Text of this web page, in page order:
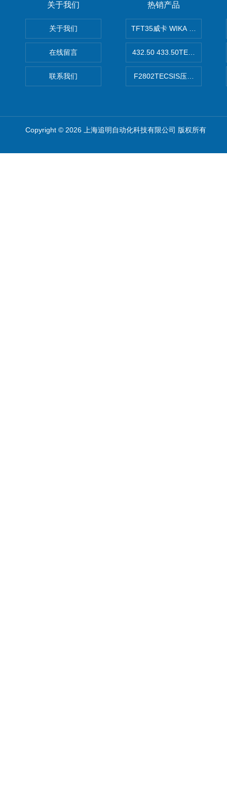
关于我们
关于我们
在线留言
联系我们
热销产品
TFT35威卡 WIKA Tecsis 温
432.50 433.50TECSIS压力表
F2802TECSIS压力传感器
Copyright © 2026 上海追明自动化科技有限公司 版权所有